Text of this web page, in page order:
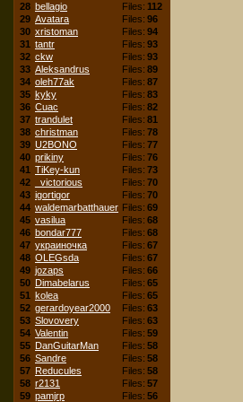
28 bellagio Files: 112
29 Avatara Files: 96
30 xristoman Files: 94
31 tantr Files: 93
32 ckw Files: 93
33 Aleksandrus Files: 89
34 oleh77ak Files: 87
35 kyky Files: 83
36 Cuac Files: 82
37 trandulet Files: 81
38 christman Files: 78
39 U2BONO Files: 77
40 prikiny Files: 76
41 TiKey-kun Files: 73
42
_victorious Files: 70
43 igortigor Files: 70
44 waldemarbatthauer Files: 69
45 vasilua Files: 68
46 bondar777 Files: 68
47 украиночка Files: 67
48 OLEGsda Files: 67
49 jozaps Files: 66
50 Dimabelarus Files: 65
51 kolea Files: 65
52 gerardoyear2000 Files: 63
53 Slovovery Files: 63
54 Valentin Files: 59
55 DanGuitarMan Files: 58
56 Sandre Files: 58
57 Reducules Files: 58
58 r2131 Files: 57
59 pamjrp Files: 56